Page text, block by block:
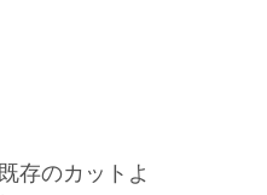
存のカットよ